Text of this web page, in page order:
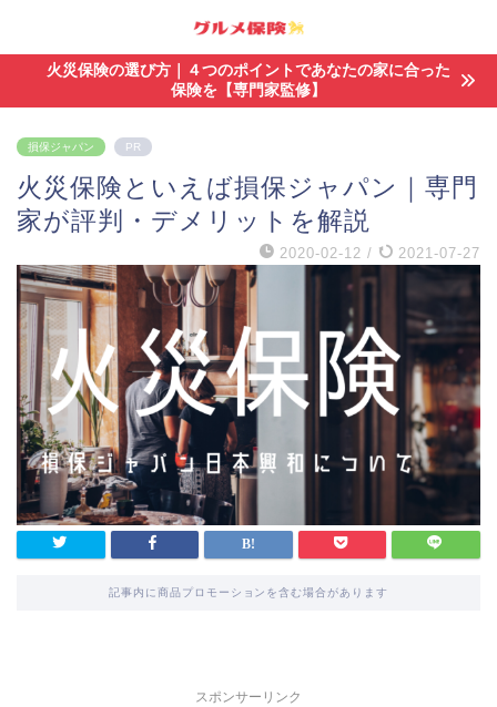
火災保険の選び方｜４つのポイントであなたの家に合った
保険を【専門家監修】
損保ジャパン PR
火災保険といえば損保ジャパン｜専門
家が評判・デメリットを解説
2020-02-12 / 2021-07-27
記事内に商品プロモーションを含む場合があります
スポンサーリンク